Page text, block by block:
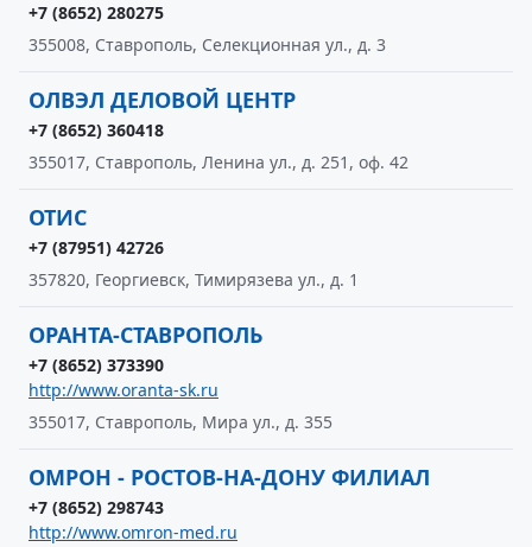
+7 (8652) 280275
355008, Ставрополь, Селекционная ул., д. 3
ОЛВЭЛ ДЕЛОВОЙ ЦЕНТР
+7 (8652) 360418
355017, Ставрополь, Ленина ул., д. 251, оф. 42
ОТИС
+7 (87951) 42726
357820, Георгиевск, Тимирязева ул., д. 1
ОРАНТА-СТАВРОПОЛЬ
+7 (8652) 373390
http://www.oranta-sk.ru
355017, Ставрополь, Мира ул., д. 355
ОМРОН - РОСТОВ-НА-ДОНУ ФИЛИАЛ
+7 (8652) 298743
http://www.omron-med.ru